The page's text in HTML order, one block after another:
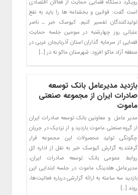
رویکرد دستگاه قضایی حمایت از فعالان اقتصادی
است گفت: قوانین و بخشنامه ها را باید به نفع
تولیدکنندگان تفسیر کنیم. کیوسک خبر ـ ناصر
عتباتی روز چهارشنبه در سومین جلسه حمایت
قضایی از سرمایه گذاران استان آذربایجان غربی در
منطقه آزاد ماکو افزود: شهرستان ماکو نه در […]
بازدید مدیرعامل بانک توسعه
صادرات ایران از مجموعه صنعتی
ماموت
مدیر عامل و معاونین بانک توسعه صادرات ایران
از گروه صنعتی ماموت بازدید و از نزدیک در جریان
چگونگی تولید محصولات این مجموعه قرار
گرفتند.به گزارش کیوسک خبر به نقل از اداره کل
روابط عمومی بانک توسعه صادرات ایران،
مدیرعامل هلدینگ ماموت در جلسه ابتدایی این
بازدید سه ساعته به ارائه گزارشی درباره فعالیت‌ها،
روند […]